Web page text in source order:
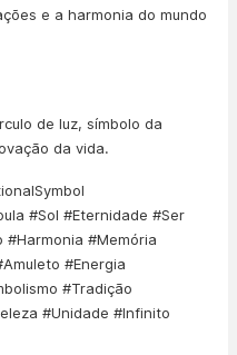
e a harmonia do mundo
de luz, símbolo da
da vida.
#Sol #Eternidade #Ser
#Harmonia #Memória
#Energia
#Tradição
#Unidade #Infinito